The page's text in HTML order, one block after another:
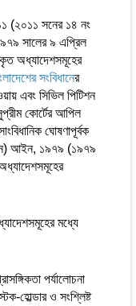
(২০১১ সনের ১৪ নং
সালের ৯ এপ্রিল
অধ্যাদেশসমূহের
সংবিধানের
এবং সিভিল পিটিশন
কোর্টের আপিল
ঘোষণাপূর্বক
আইন, ১৯৭৯ (১৯৭৯
মধ্যে
পর্যালোচনা
হোল্ডার ও সংশ্লিষ্ট